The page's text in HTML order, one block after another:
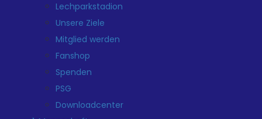
Lechparkstadion
Unsere Ziele
Mitglied werden
Fanshop
Spenden
PSG
Downloadcenter